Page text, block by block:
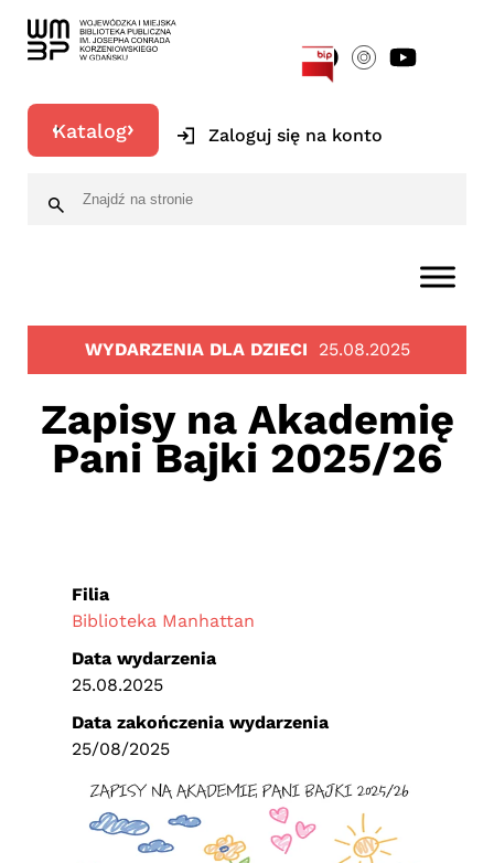
Katalog Zaloguj się na konto
WYDARZENIA DLA DZIECI 25.08.2025
Zapisy na Akademię
Pani Bajki 2025/26
Filia
Biblioteka Manhattan
Data wydarzenia
25.08.2025
Data zakończenia wydarzenia
25/08/2025